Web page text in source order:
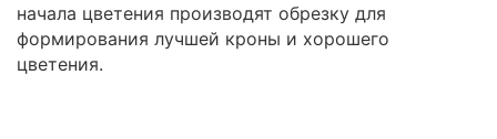
начала цветения производят обрезку для
формирования лучшей кроны и хорошего
цветения.